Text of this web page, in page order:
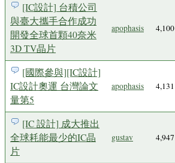
[IC設計] 台積公司
與臺大攜手合作成功
開發全球首顆40奈米
3D TV晶片
apophasis 4,100
[國際參與][IC設計]
IC設計奧運 台灣論文
量第5
apophasis 4,131
[IC 設計] 成大推出
全球耗能最少的IC晶
片
gustav 4,947